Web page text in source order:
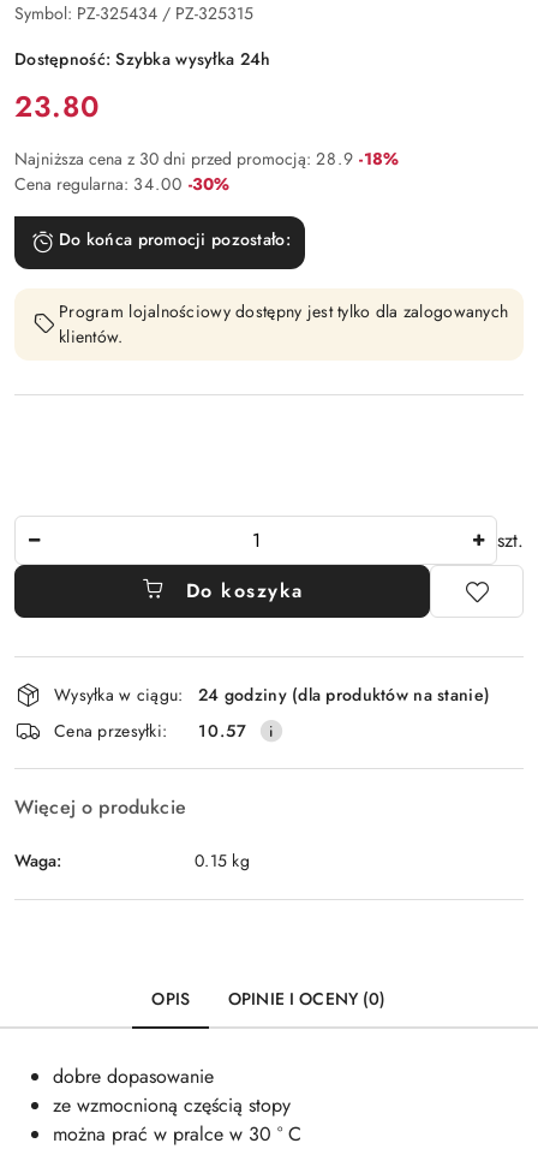
Symbol: PZ-325434 / PZ-325315
Dostępność:Szybka wysyłka 24h
Cena:
23.80
Najniższa cena z 30 dni przed promocją: 28.9 Rabat:
-18%
Cena regularna: 34.00 Rabat:
-30%
Do końca promocji pozostało:
Program lojalnościowy dostępny jest tylko dla zalogowanych
klientów.
szt.
Do koszyka
Dostępność
i
dostawa
Wysyłka w ciągu:
24 godziny (dla produktów na stanie)
Cena przesyłki:
10.57
Więcej o produkcie
Waga: 0.15 kg
OPIS OPINIE I OCENY (0)
dobre dopasowanie
ze wzmocnioną częścią stopy
można prać w pralce w 30 ° C